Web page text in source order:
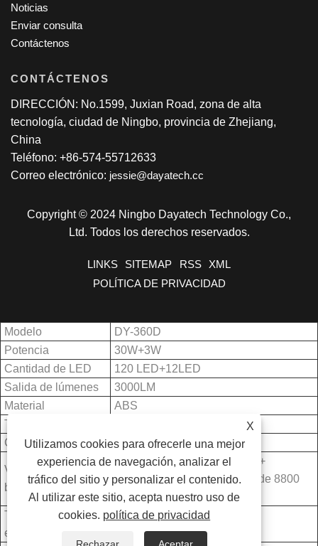
X
Utilizamos cookies para ofrecerle una mejor
experiencia de navegación, analizar el
tráfico del sitio y personalizar el contenido.
Al utilizar este sitio, acepta nuestro uso de
cookies. política de privacidad
Noticias
Enviar consulta
Contáctenos
CONTÁCTENOS
DIRECCIÓN: No.1599, Juxian Road, zona de alta
tecnología, ciudad de Ningbo, provincia de Zhejiang,
China
Teléfono: +86-574-55712633
Correo electrónico: jessie@dayatech.cc
Copyright © 2024 Ningbo Dayatech Technology Co.,
Ltd. Todos los derechos reservados.
LINKS SITEMAP RSS
XML
POLÍTICA DE PRIVACIDAD
Modelo
DY-360D
Potencia
30W+3W
Cantidad de LED
120 LED+12LED
Salida de lúmenes
3000LM
Material
ABS
Tasa de IP
CCT
5000K o por encargo
Volumen de la
batería
Li-ion recargable 10000mah +
Recargable de iones de litio de 8800
mah.
Tiempo de
ejecución
Brillo total y brillo medio